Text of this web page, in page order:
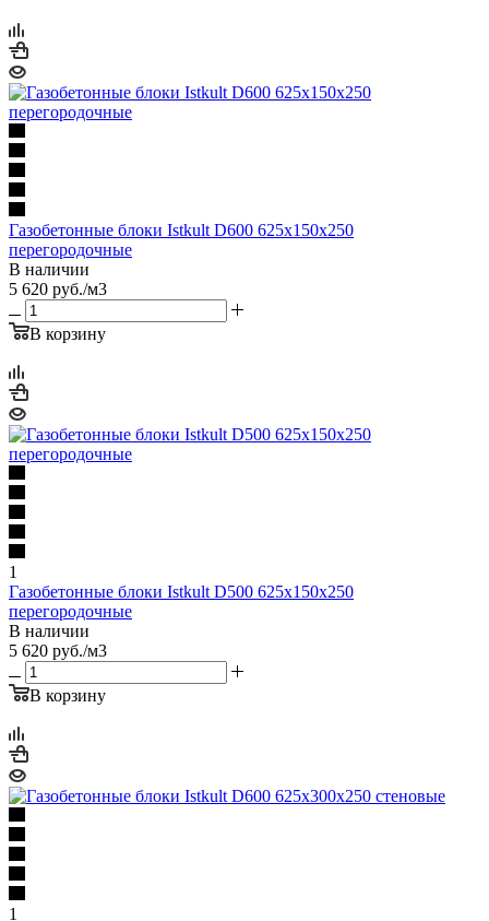
Газобетонные блоки Istkult D600 625х150х250
перегородочные
В наличии
5 620 руб./м3
В корзину
1
Газобетонные блоки Istkult D500 625х150х250
перегородочные
В наличии
5 620 руб./м3
В корзину
1